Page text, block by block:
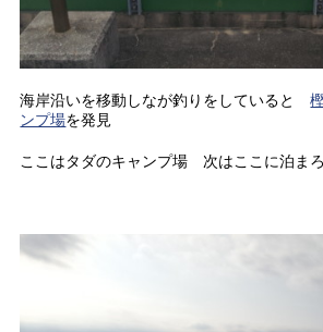
海岸沿いを移動しなが釣りをしていると
ンプ場を発見
ここはタダのキャンプ場 次はここに泊ま